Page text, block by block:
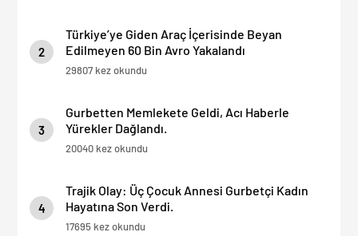
2
Türkiye’ye Giden Araç İçerisinde Beyan
Edilmeyen 60 Bin Avro Yakalandı
29807 kez okundu
3
Gurbetten Memlekete Geldi, Acı Haberle
Yürekler Dağlandı.
20040 kez okundu
4
Trajik Olay: Üç Çocuk Annesi Gurbetçi Kadın
Hayatına Son Verdi.
17695 kez okundu